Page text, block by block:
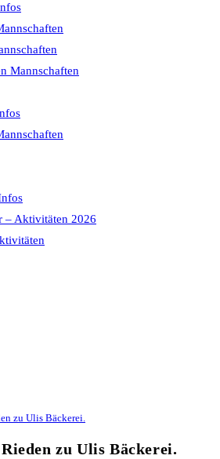
Mannschaften
– Aktivitäten 2026
zu Ulis Bäckerei.
zu Ulis Bäckerei.